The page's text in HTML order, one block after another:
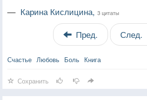
— Карина Кислицина, 3 цитаты
Пред. След.
Счастье Любовь Боль Книга
Сохранить